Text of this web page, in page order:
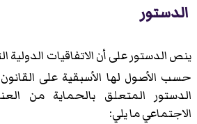
الدستور
ينص الدستور على أن الاتفاقيات
حسب الأصول لها الأسبقية على
الدستور المتعلق بالحماية من
الاجتماعي ما يلي: